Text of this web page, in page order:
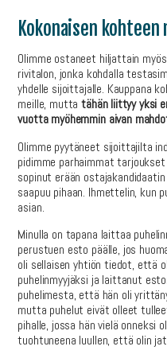
Kokonaisen
Olimme ostaneet hiljattain
rivitalon, jonka kohdalla
yhdelle sijoittajalle. Kauppana
meille, muttatähän liittyy yksi
vuotta myöhemmin aivan
Olimme pyytäneet sijoittajilta
pidimme parhaimmat
sopinut erään
saapuu pihaan. Ihmettelin, kun
asian.
Minulla on tapana laittaa
perustuen esto päälle, jos
oli sellaisen yhtiön tiedot, että
puhelinmyyjäksi ja laittanut
puhelimesta, että hän oli
mutta puhelut eivät olleet
pihalle, jossa hän vielä onneksi
tuohtuneena luullen, että olin